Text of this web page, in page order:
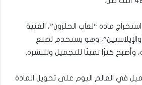
مادة “لعاب الحلزون”، الغنية
“بالكولاجين وفيتامين E والإيلاستين”، وهو يستخدم لصنع
كنزًا ثمينًا للتجميل وللبشرة.
في العالم اليوم على تحويل المادة